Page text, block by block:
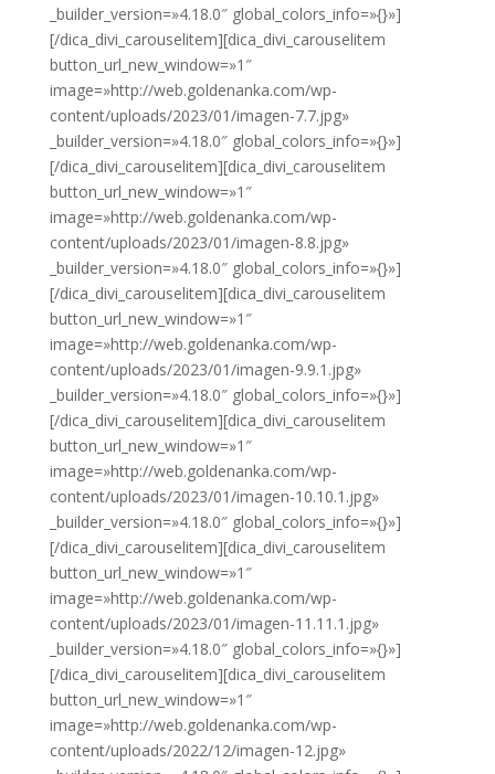
_builder_version=»4.18.0″ global_colors_info=»{}»]
[/dica_divi_carouselitem][dica_divi_carouselitem
button_url_new_window=»1″
image=»http://web.goldenanka.com/wp-
content/uploads/2023/01/imagen-7.7.jpg»
_builder_version=»4.18.0″ global_colors_info=»{}»]
[/dica_divi_carouselitem][dica_divi_carouselitem
button_url_new_window=»1″
image=»http://web.goldenanka.com/wp-
content/uploads/2023/01/imagen-8.8.jpg»
_builder_version=»4.18.0″ global_colors_info=»{}»]
[/dica_divi_carouselitem][dica_divi_carouselitem
button_url_new_window=»1″
image=»http://web.goldenanka.com/wp-
content/uploads/2023/01/imagen-9.9.1.jpg»
_builder_version=»4.18.0″ global_colors_info=»{}»]
[/dica_divi_carouselitem][dica_divi_carouselitem
button_url_new_window=»1″
image=»http://web.goldenanka.com/wp-
content/uploads/2023/01/imagen-10.10.1.jpg»
_builder_version=»4.18.0″ global_colors_info=»{}»]
[/dica_divi_carouselitem][dica_divi_carouselitem
button_url_new_window=»1″
image=»http://web.goldenanka.com/wp-
content/uploads/2023/01/imagen-11.11.1.jpg»
_builder_version=»4.18.0″ global_colors_info=»{}»]
[/dica_divi_carouselitem][dica_divi_carouselitem
button_url_new_window=»1″
image=»http://web.goldenanka.com/wp-
content/uploads/2022/12/imagen-12.jpg»